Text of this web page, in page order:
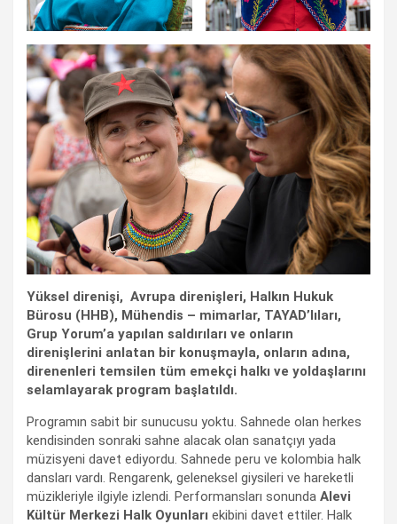
Yüksel direnişi, Avrupa direnişleri, Halkın Hukuk
Bürosu (HHB), Mühendis – mimarlar, TAYAD’lıları,
Grup Yorum’a yapılan saldırıları ve onların
direnişlerini anlatan bir konuşmayla, onların adına,
direnenleri temsilen tüm emekçi halkı ve yoldaşlarını
selamlayarak program başlatıldı.
Programın sabit bir sunucusu yoktu. Sahnede olan herkes
kendisinden sonraki sahne alacak olan sanatçıyı yada
müzisyeni davet ediyordu. Sahnede peru ve kolombia halk
dansları vardı. Rengarenk, geleneksel giysileri ve hareketli
müzikleriyle ilgiyle izlendi. Performansları sonunda Alevi
Kültür Merkezi Halk Oyunları ekibini davet ettiler. Halk